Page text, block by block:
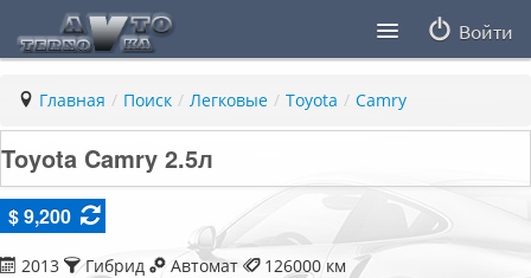
Войти
Статьи
ПДД ПМР
Главная / Поиск / Легковые / Toyota / Camry
Toyota Camry 2.5л
$ 9,200
2013 Гибрид Автомат 126000 км